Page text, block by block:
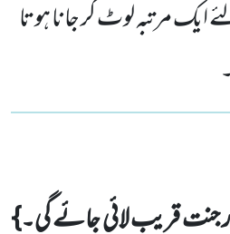
مرتبہ لوٹ کر جانا ہوتا
جنت قریب لائی جائے گی۔}